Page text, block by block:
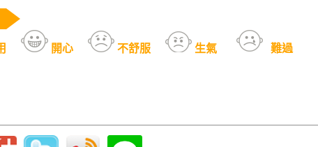
開心 不舒服 生氣 難過